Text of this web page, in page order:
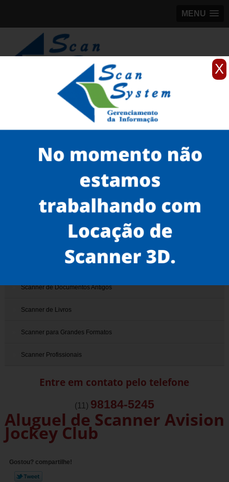
X
MENU
98184-5245
Scanner profissionais
scanner profissional inotec
aluguel de scanner avision Jockey Club
Serviços
Scanner de Documentos
Scanner de Documentos Antigos
Scanner de Livros
Scanner para Grandes Formatos
Scanner Profissionais
Entre em contato pelo telefone
(11) 98184-5245
Aluguel de Scanner Avision
Jockey Club
Gostou? compartilhe!